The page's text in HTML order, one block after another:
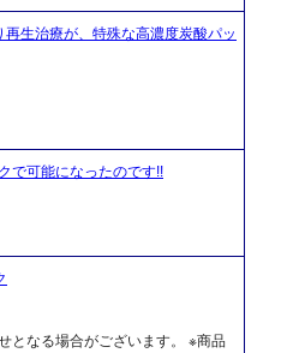
生治療が、特殊な高濃度炭酸パッ
で可能になったのです!!
となる場合がございます。 ※商品